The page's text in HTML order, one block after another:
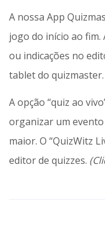
A nossa App
jogo do início ao
ou indicações no
tablet do quizmaster.
A opção “quiz ao
organizar um
maior. O “QuizWitz
editor de quizzes.